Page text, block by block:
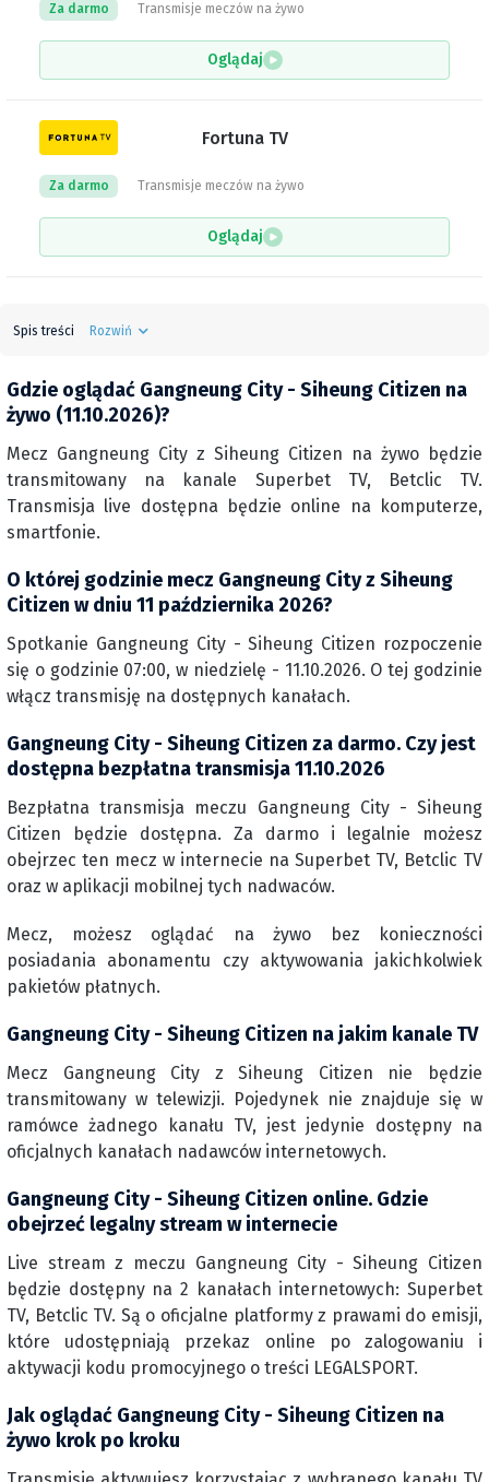
Transmisje meczów na żywo
Za darmo
Oglądaj
Fortuna TV
Transmisje meczów na żywo
Za darmo
Oglądaj
Spis treści Rozwiń
Gdzie oglądać Gangneung City - Siheung Citizen na
żywo (11.10.2026)?
Mecz Gangneung City z Siheung Citizen na żywo będzie
transmitowany na kanale Superbet TV, Betclic TV.
Transmisja live dostępna będzie online na komputerze,
smartfonie.
O której godzinie mecz Gangneung City z Siheung
Citizen w dniu 11 października 2026?
Spotkanie Gangneung City - Siheung Citizen rozpoczenie
się o godzinie 07:00, w niedzielę - 11.10.2026. O tej godzinie
włącz transmisję na dostępnych kanałach.
Gangneung City - Siheung Citizen za darmo. Czy jest
dostępna bezpłatna transmisja 11.10.2026
Bezpłatna transmisja meczu Gangneung City - Siheung
Citizen będzie dostępna. Za darmo i legalnie możesz
obejrzec ten mecz w internecie na Superbet TV, Betclic TV
oraz w aplikacji mobilnej tych nadwaców.
Mecz, możesz oglądać na żywo bez konieczności
posiadania abonamentu czy aktywowania jakichkolwiek
pakietów płatnych.
Gangneung City - Siheung Citizen na jakim kanale TV
Mecz Gangneung City z Siheung Citizen nie będzie
transmitowany w telewizji. Pojedynek nie znajduje się w
ramówce żadnego kanału TV, jest jedynie dostępny na
oficjalnych kanałach nadawców internetowych.
Gangneung City - Siheung Citizen online. Gdzie
obejrzeć legalny stream w internecie
Live stream z meczu Gangneung City - Siheung Citizen
będzie dostępny na 2 kanałach internetowych: Superbet
TV, Betclic TV. Są o oficjalne platformy z prawami do emisji,
które udostępniają przekaz online po zalogowaniu i
aktywacji kodu promocyjnego o treści LEGALSPORT.
Jak oglądać Gangneung City - Siheung Citizen na
żywo krok po kroku